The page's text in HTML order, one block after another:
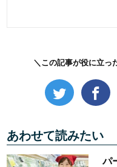
＼この記事が役に立っ
あわせて読みたい
パ